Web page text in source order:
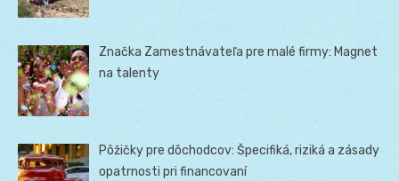
Značka Zamestnávateľa pre malé firmy: Magnet
na talenty
Pôžičky pre dôchodcov: Špecifiká, riziká a zásady
opatrnosti pri financovaní